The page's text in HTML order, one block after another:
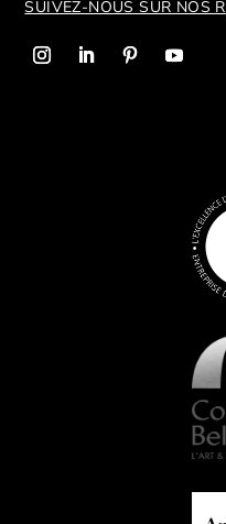
SUIVEZ-NOUS SUR NOS R